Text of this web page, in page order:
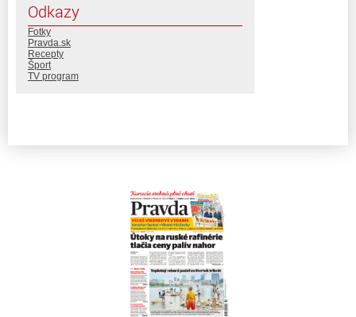
Odkazy
Fotky
Pravda.sk
Recepty
Šport
TV program